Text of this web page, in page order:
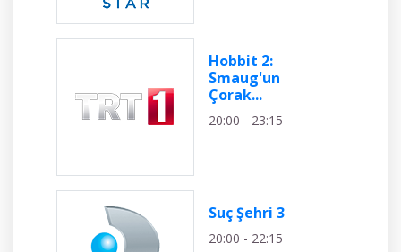
Hobbit 2:
Smaug'un
Çorak...
20:00 - 23:15
Suç Şehri 3
20:00 - 22:15